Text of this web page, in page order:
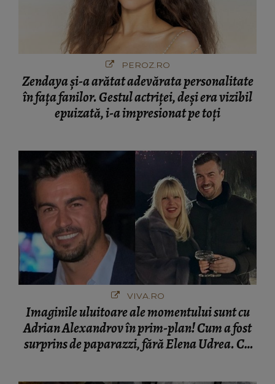
PEROZ.RO
Zendaya și-a arătat adevărata personalitate
în fața fanilor. Gestul actriței, deși era vizibil
epuizată, i-a impresionat pe toți
VIVA.RO
Imaginile uluitoare ale momentului sunt cu
Adrian Alexandrov în prim-plan! Cum a fost
surprins de paparazzi, fără Elena Udrea. Cu